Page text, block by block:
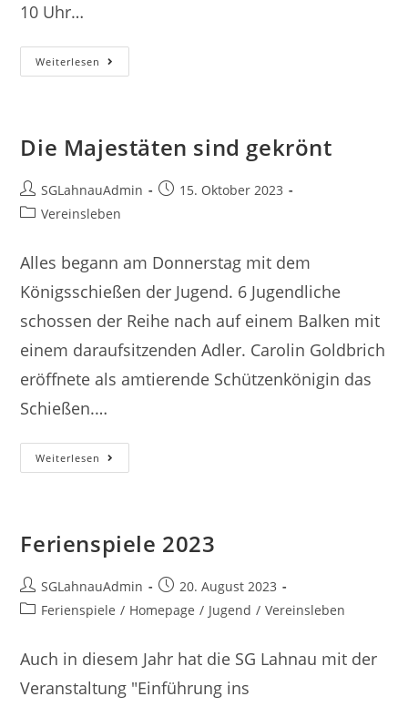
10 Uhr…
Weiterlesen Bunt,
Bunter,
Die Majestäten sind gekrönt
Beitrags-
Autor:
SGLahnauAdmin
Beitrag15. Oktober 2023
Beitrags-
Vereinsleben
Alles begann am Donnerstag mit dem
Königsschießen der Jugend. 6 Jugendliche
schossen der Reihe nach auf einem Balken mit
einem daraufsitzenden Adler. Carolin Goldbrich
eröffnete als amtierende Schützenkönigin das
Schießen.…
Weiterlesen Die
Majestäten
Ferienspiele 2023
Beitrags-
Autor:
SGLahnauAdmin
Beitrag
veröffentlicht:
20. August 2023
Beitrags-
Ferienspiele / Homepage / Jugend / Vereinsleben
Auch in diesem Jahr hat die SG Lahnau mit der
Veranstaltung "Einführung ins